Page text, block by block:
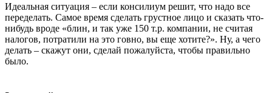
Идеальная ситуация – если консилиум решит, что надо все
переделать. Самое время сделать грустное лицо и сказать что-
нибудь вроде «блин, и так уже 150 т.р. компании, не считая
налогов, потратили на это говно, вы еще хотите?». Ну, а чего
делать – скажут они, сделай пожалуйста, чтобы правильно
было.